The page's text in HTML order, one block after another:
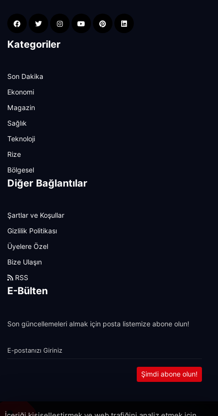
Kategoriler
Son Dakika
Ekonomi
Magazin
Sağlık
Teknoloji
Rize
Bölgesel
Diğer Bağlantılar
Şartlar ve Koşullar
Gizlilik Politikası
Üyelere Özel
Bize Ulaşın
RSS
E-Bülten
Son güncellemeleri almak için posta listemize abone olun!
Şimdi abone olun!